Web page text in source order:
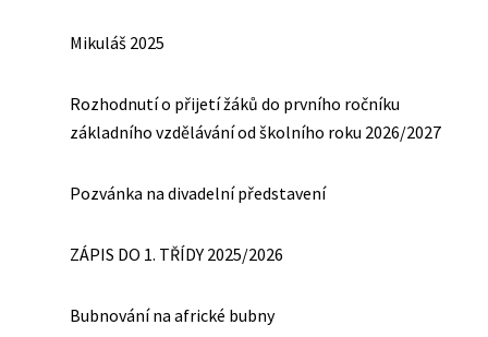
Mikuláš 2025
Rozhodnutí o přijetí žáků do prvního ročníku
základního vzdělávání od školního roku 2026/2027
Pozvánka na divadelní představení
ZÁPIS DO 1. TŘÍDY 2025/2026
Bubnování na africké bubny